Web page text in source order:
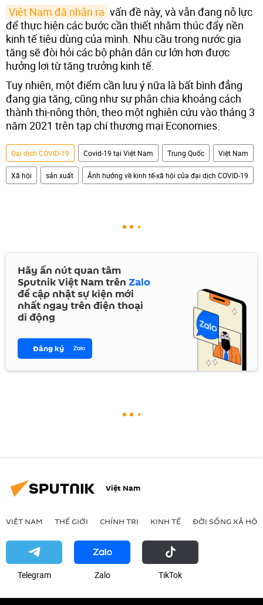
Việt Nam đã nhận ra vấn đề này, và vẫn đang nỗ lực
để thực hiện các bước cần thiết nhằm thúc đẩy nền
kinh tế tiêu dùng của mình. Nhu cầu trong nước gia
tăng sẽ đòi hỏi các bộ phận dân cư lớn hơn được
hưởng lợi từ tăng trưởng kinh tế.
Tuy nhiên, một điểm cần lưu ý nữa là bất bình đẳng
đang gia tăng, cũng như sự phân chia khoảng cách
thành thị-nông thôn, theo một nghiên cứu vào tháng 3
năm 2021 trên tạp chí thương mại Economies.
Đại dịch COVID-19 Covid-19 tại Việt Nam Trung Quốc Việt Nam
Xã hội sản xuất Ảnh hưởng về kinh tế-xã hội của đại dịch COVID-19
Hãy ấn nút quan tâm
Sputnik Việt Nam trên Zalo
để cập nhật sự kiện mới
nhất ngay trên điện thoại
di động
Đăng ký
Việt Nam
VIỆT NAM THẾ GIỚI CHÍNH TRỊ KINH TẾ ĐỜI SỐNG XÃ HỘI
Telegram Zalo ТikТоk